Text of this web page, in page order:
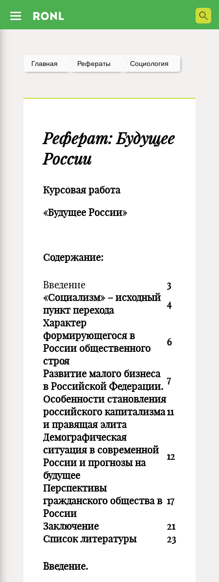
Главная Рефераты Социология
Реферат: Будущее
России
Курсовая работа
«Будущее России»
Содержание:
Введение
3
«Социализм» – исходный
пункт перехода
4
Характер
формирующегося в
России общественного
строя
6
Развитие малого бизнеса
в Российской Федерации.
7
Особенности становления
российского капитализма
и правящая элита
11
Демографическая
ситуация в современной
России и прогнозы на
будущее
12
Перспективы
гражданского общества в
России
17
Заключение
21
Список литературы
23
Введение.